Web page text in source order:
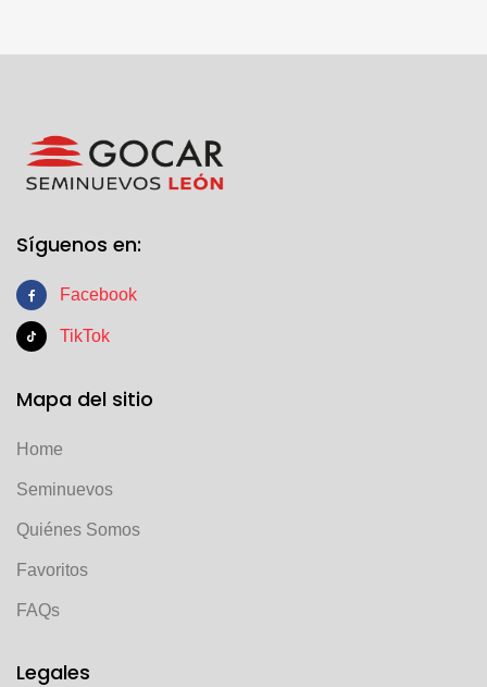
Síguenos en:
Facebook
TikTok
Mapa del sitio
Home
Seminuevos
Quiénes Somos
Favoritos
FAQs
Legales